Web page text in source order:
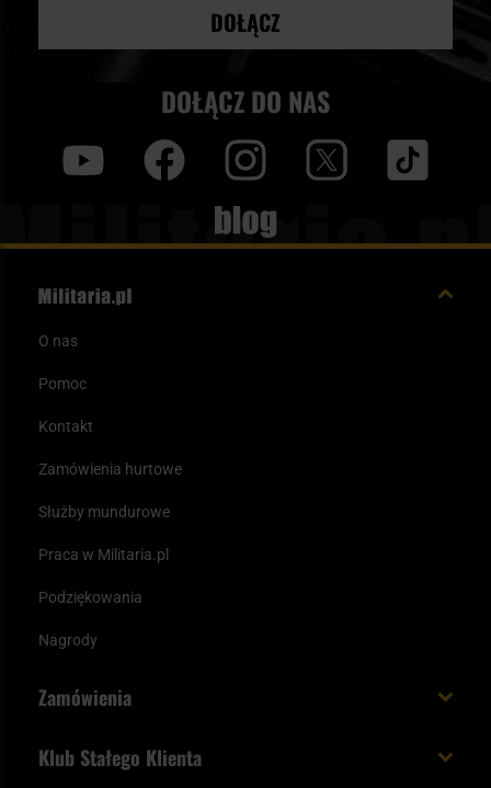
DOŁĄCZ
DOŁĄCZ DO NAS
Blog
O nas
Pomoc
Kontakt
Zamówienia hurtowe
Służby mundurowe
Praca w Militaria.pl
Podziękowania
Nagrody
Zamówienia
Klub Stałego Klienta